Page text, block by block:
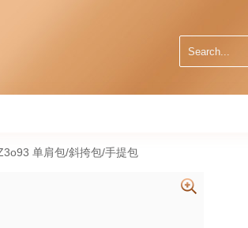
单肩包/斜挎包/手提包